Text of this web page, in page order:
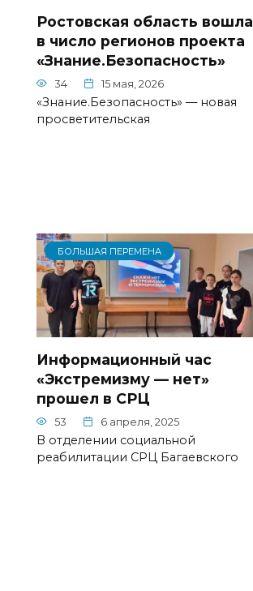
Ростовская область вошла
в число регионов проекта
«Знание.Безопасность»
34 15 мая, 2026
«Знание.Безопасность» — новая
просветительская
БОЛЬШАЯ ПЕРЕМЕНА
Информационный час
«Экстремизму — нет»
прошел в СРЦ
53 6 апреля, 2025
В отделении социальной
реабилитации СРЦ Багаевского